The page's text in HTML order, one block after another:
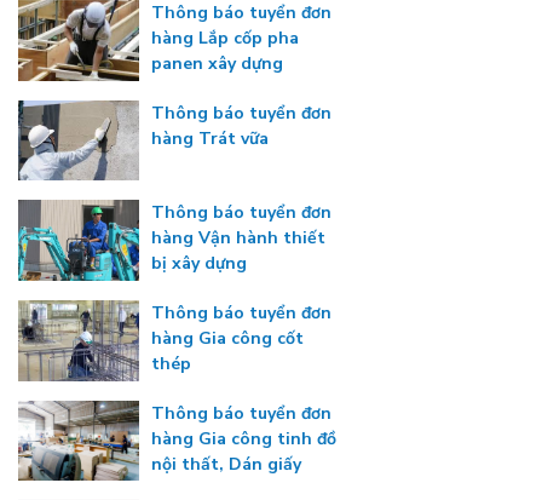
Thông báo tuyển đơn
hàng Lắp cốp pha
panen xây dựng
Thông báo tuyển đơn
hàng Trát vữa
Thông báo tuyển đơn
hàng Vận hành thiết
bị xây dựng
Thông báo tuyển đơn
hàng Gia công cốt
thép
Thông báo tuyển đơn
hàng Gia công tinh đồ
nội thất, Dán giấy